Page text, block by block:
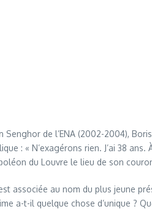
de l’ENA (2002-2004),
: « N’exagérons rien. J’ai 38 ans.
du Louvre le lieu de son
associée au nom du plus jeune
a-t-il quelque chose d’unique ?